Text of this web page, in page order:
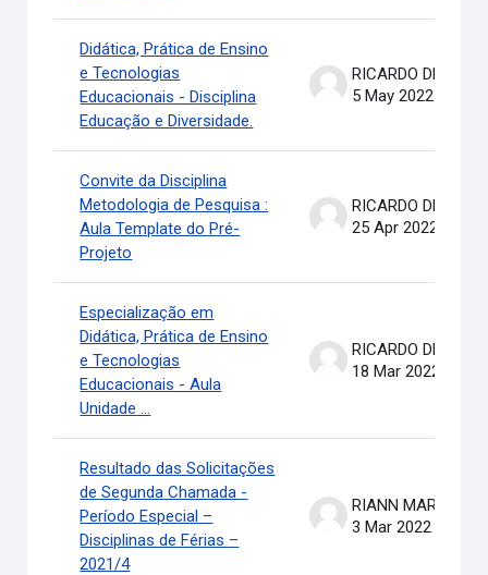
Didática, Prática de Ensino
e Tecnologias
Educacionais - Disciplina
Educação e Diversidade.
5 May 2022
Convite da Disciplina
Metodologia de Pesquisa :
Aula Template do Pré-
Projeto
25 Apr 2022
Especialização em
Didática, Prática de Ensino
e Tecnologias
Educacionais - Aula
Unidade ...
18 Mar 2022
Resultado das Solicitações
de Segunda Chamada -
Período Especial –
Disciplinas de Férias –
2021/4
3 Mar 2022